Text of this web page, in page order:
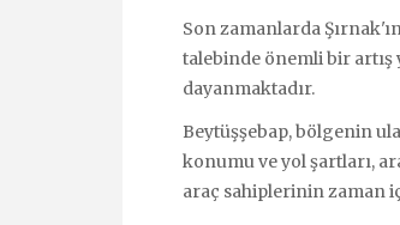
Son zamanlarda
talebinde önemli bir artış
dayanmaktadır.
Beytüşşebap, bölgenin
konumu ve yol şartları,
araç sahiplerinin zaman